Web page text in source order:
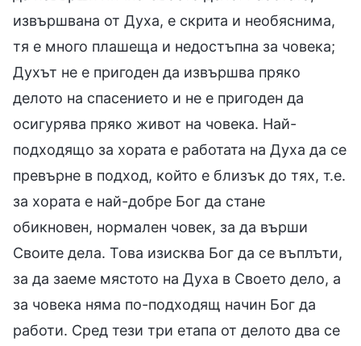
извършвана от Духа, е скрита и необяснима,
тя е много плашеща и недостъпна за човека;
Духът не е пригоден да извършва пряко
делото на спасението и не е пригоден да
осигурява пряко живот на човека. Най-
подходящо за хората е работата на Духа да се
превърне в подход, който е близък до тях, т.е.
за хората е най-добре Бог да стане
обикновен, нормален човек, за да върши
Своите дела. Това изисква Бог да се въплъти,
за да заеме мястото на Духа в Своето дело, а
за човека няма по-подходящ начин Бог да
работи. Сред тези три етапа от делото два се